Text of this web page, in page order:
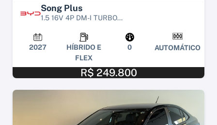
Song Plus
1.5 16V 4P DM-I TURBO...
2027
HÍBRIDO E
FLEX
0 AUTOMÁTICO
R$ 249.800